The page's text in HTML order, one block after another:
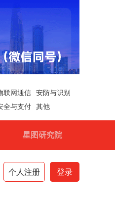
联网通信
安防与识别
全与支付 其他
星图研究院
个人注册 登录